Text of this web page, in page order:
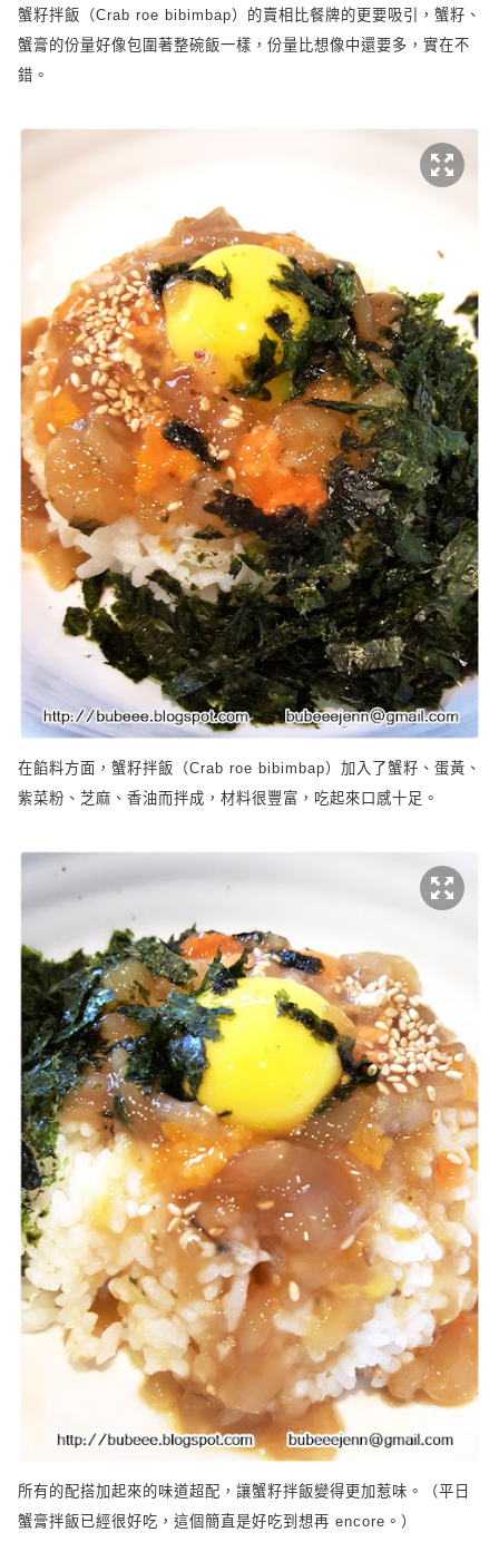
蟹籽拌飯（Crab roe bibimbap）的賣相比餐牌的更要吸引，蟹籽、
蟹膏的份量好像包圍著整碗飯一樣，份量比想像中還要多，實在不
錯。
在餡料方面，蟹籽拌飯（Crab roe bibimbap）加入了蟹籽、蛋黃、
紫菜粉、芝麻、香油而拌成，材料很豐富，吃起來口感十足。
所有的配搭加起來的味道超配，讓蟹籽拌飯變得更加惹味。（平日
蟹膏拌飯已經很好吃，這個簡直是好吃到 想再 encore 。）